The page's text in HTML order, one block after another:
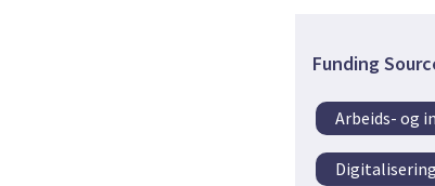
Funding
Arbeids- og